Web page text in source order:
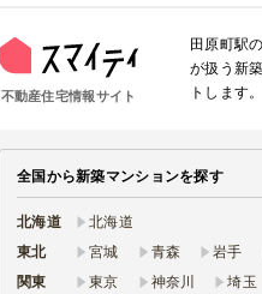
不動産住宅情報サイト
田原町駅
が扱う新
トします。
全国から新築マンションを探す
北海道
北海道
東北
宮城 青森 岩手
関東
東京 神奈川 埼玉